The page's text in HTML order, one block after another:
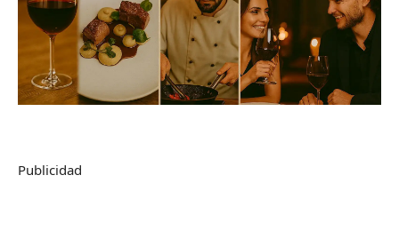
Publicidad